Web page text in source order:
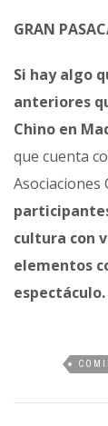
GRAN
Si hay algo
anteriores
Chino en
que cuenta
Asociaciones
cultura con
elementos
espectáculo.